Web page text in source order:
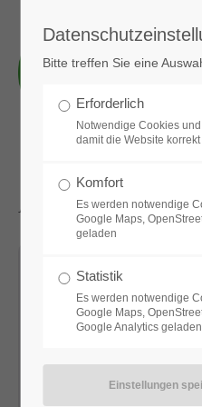
Anmelden
|Lost your password?
Aktuelle News &
Bitte treffen Sie eine
Erforderlich
Notwendige Cookies
damit die Website
Komfort
Es werden notwendige
Google Maps,
geladen
Statistik
Es werden notwendige
Google Maps,
Google Analytics geladen